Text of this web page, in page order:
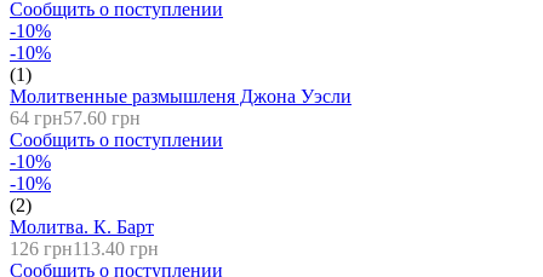
Сообщить о поступлении
-10%
-10%
(1)
Молитвенные размышленя Джона Уэсли
64 грн57.60 грн
Сообщить о поступлении
-10%
-10%
(2)
Молитва. К. Барт
126 грн113.40 грн
Сообщить о поступлении